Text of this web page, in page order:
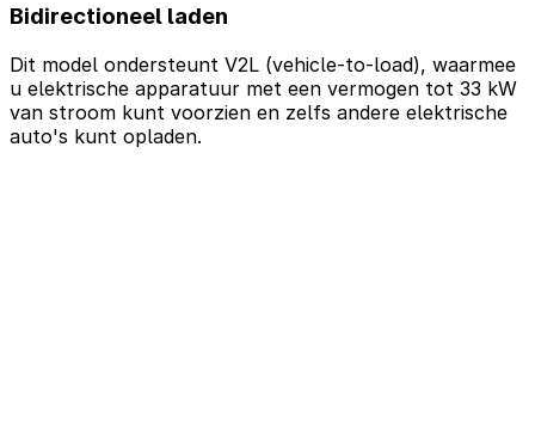
Bidirectioneel laden
Dit model ondersteunt V2L (vehicle-to-load), waarmee
u elektrische apparatuur met een vermogen tot 33 kW
van stroom kunt voorzien en zelfs andere elektrische
auto's kunt opladen.